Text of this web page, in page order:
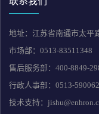
地址：江苏省南通市太平
市场部：0513-83511348
售后服务部：400-8849-
行政人事部：0513-
技术支持：